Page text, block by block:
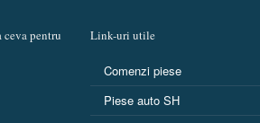
ceva pentru
Link-uri utile
Comenzi piese
Piese auto SH